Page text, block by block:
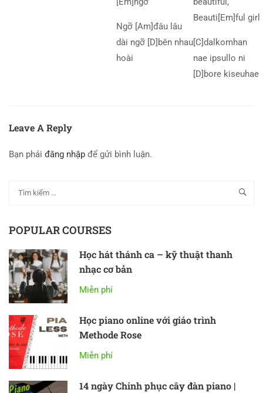
Ngỡ [Am]đâu lâu
dài ngỡ [D]bên nhau
hoài
Beauti[Em]ful girl
[C]dalkomhan
nae ipsullo ni
[D]bore kiseuhae
Leave A Reply
Bạn phải đăng nhập để gửi bình luận.
POPULAR COURSES
Học hát thánh ca – kỹ thuật thanh
nhạc cơ bản
Miễn phí
Học piano online với giáo trình
Methode Rose
Miễn phí
14 ngày Chinh phục cây đàn piano |